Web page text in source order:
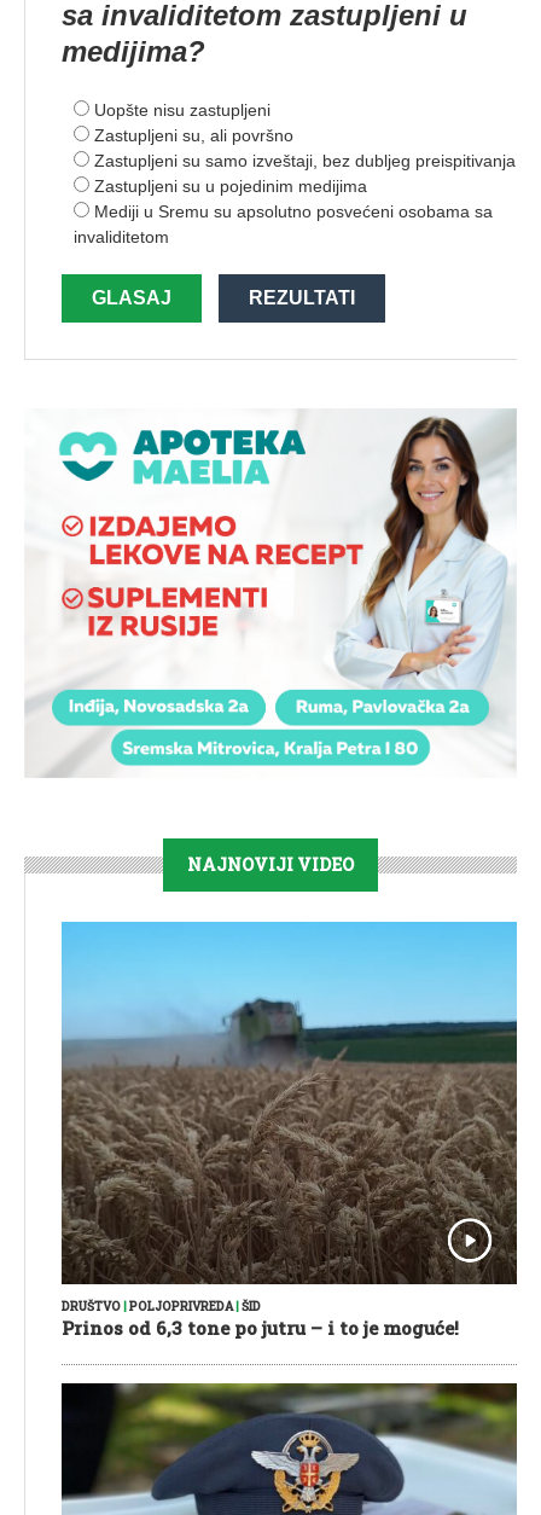
sa invaliditetom zastupljeni u
medijima?
Uopšte nisu zastupljeni
Zastupljeni su, ali površno
Zastupljeni su samo izveštaji, bez dubljeg preispitivanja
Zastupljeni su u pojedinim medijima
Mediji u Sremu su apsolutno posvećeni osobama sa
invaliditetom
GLASAJ REZULTATI
NAJNOVIJI VIDEO
DRUŠTVO POLJOPRIVREDA| ŠID
Prinos od 6,3 tone po jutru – i to je moguće!